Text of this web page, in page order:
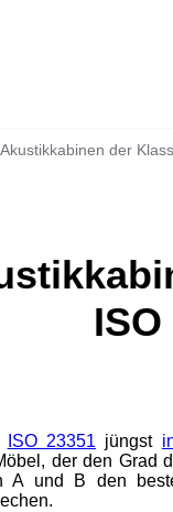
Akustikkabinen der
ISO 23351 jüngst
der den Grad
A und B den